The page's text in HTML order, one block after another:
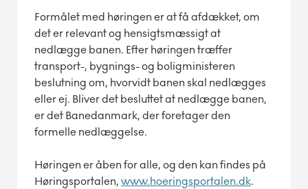
Formålet med høringen er at få afdækket, om
det er relevant og hensigtsmæssigt at
nedlægge banen. Efter høringen træffer
transport-, bygnings- og boligministeren
beslutning om, hvorvidt banen skal nedlægges
eller ej. Bliver det besluttet at nedlægge banen,
er det Banedanmark, der foretager den
formelle nedlæggelse.
Høringen er åben for alle, og den kan findes på
Høringsportalen, www.hoeringsportalen.dk.